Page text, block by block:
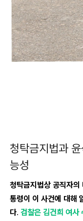
청탁금지법과
능성
청탁금지법상 공직자의
통령이 이 사건에 대해
다. 검찰은 김건희 여사